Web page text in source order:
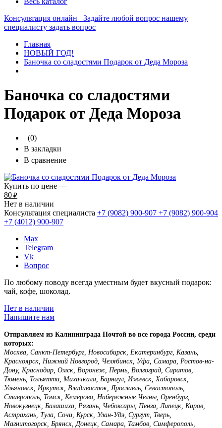
Консультация онлайн
Задайте любой вопрос нашему
специалисту задать вопрос
Главная
НОВЫЙ ГОД!
Баночка со сладостями Подарок от Деда Мороза
Баночка со сладостями
Подарок от Деда Мороза
(0)
В закладки
В сравнение
Купить по цене —
80 ₽
Нет в наличии
Консультация специалиста +7 (9082) 900-907 +7 (9082) 900-904
+7 (4012) 900-907
Max
Telegram
Vk
Вопрос
По любому поводу всегда уместным будет вкусный подарок:
чай, кофе, шоколад.
Нет в наличии
Напишите нам
Отправляем из Калининграда Почтой во все города России, среди
которых:
Москва, Санкт-Петербург, Новосибирск, Екатеринбург, Казань,
Красноярск, Нижний Новгород, Челябинск, Уфа, Самара, Ростов-на-
Дону, Краснодар, Омск, Воронеж, Пермь, Волгоград, Саратов,
Тюмень, Тольятти, Махачкала, Барнаул, Ижевск, Хабаровск,
Ульяновск, Иркутск, Владивосток, Ярославль, Севастополь,
Ставрополь, Томск, Кемерово, Набережные Челны, Оренбург,
Новокузнецк, Балашиха, Рязань, Чебоксары, Пенза, Липецк, Киров,
Астрахань, Тула, Сочи, Курск, Улан-Удэ, Сургут, Тверь,
Магнитогорск, Брянск, Донецк, Самара, Тамбов, Симферополь,